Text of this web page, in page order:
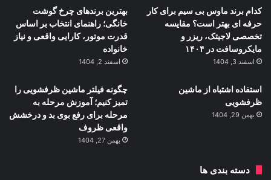
کدام برند ماوس بی سیم برای کار
حرفه ای بهتر است؟ مقایسه
تخصصی لاجیتک، ریزر و
مایکروسافت در ۱۴۰۴
اسفند 3, 1404
بهترین برندهای چرخ گوشت
خانگی؛ راهنمای انتخاب بر اساس
قدرت موتور، کارایی واقعی و نیاز
خانواده
اسفند 2, 1404
استفاده اشتباه از ماشین
ظرفشویی
بهمن 29, 1404
چگونه فیلتر ماشین ظرفشویی را
تمیز کنیم؛ آموزش مرحله به
مرحله برای رفع بوی بد و درخشش
واقعی ظروف
بهمن 27, 1404
دسته بندی ها